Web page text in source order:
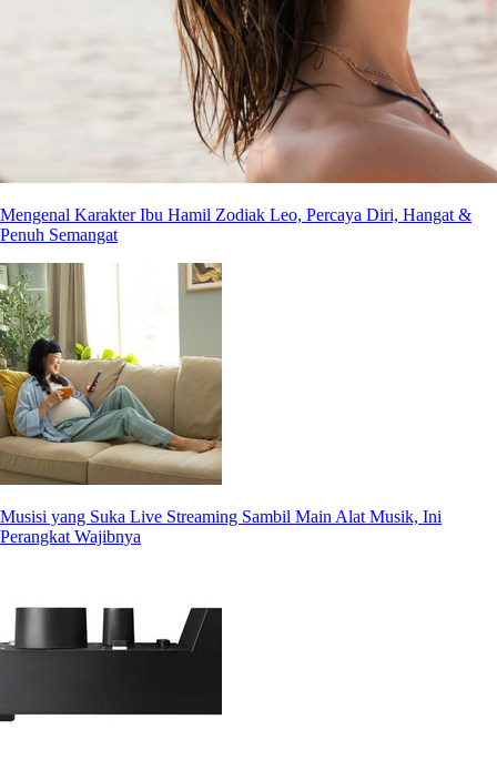
Mengenal Karakter Ibu Hamil Zodiak Leo, Percaya Diri, Hangat &
Penuh Semangat
Musisi yang Suka Live Streaming Sambil Main Alat Musik, Ini
Perangkat Wajibnya